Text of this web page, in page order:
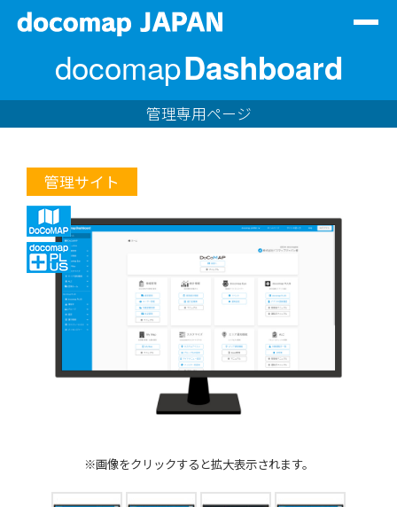
サービス一覧
会社情報
サステナビリティ
資料DL
お問い合わせ
ログイン
docomapDashboard
管理専用ページ
管理サイト
※画像をクリックすると拡大表示されます。